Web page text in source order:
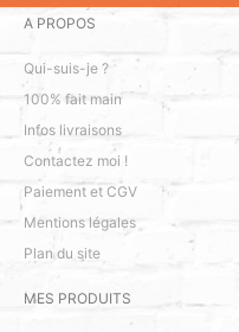
A PROPOS
Qui-suis-je ?
100% fait main
Infos livraisons
Contactez moi !
Paiement et CGV
Mentions légales
Plan du site
MES PRODUITS